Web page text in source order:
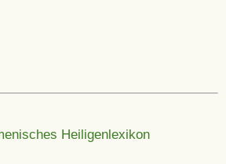
Heiligenlexikon